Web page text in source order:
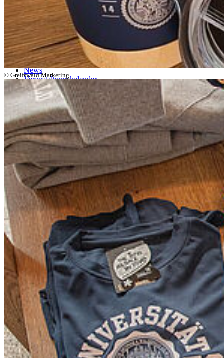
© Greifswald Marketing
Telefon +49 3834 420 0
Telefax +49 3834 420 1105
Uni Greifswald
News
Veranstaltungskalender
Telefonsuche
Organigramm
Einrichtungen A bis Z
Zuständigkeiten A bis Z
Universitätsmedizin
Sprachenzentrum
Stellenangebote
Satzungen & Formulare
Uniladen
Studierende
Selbstbedienungsportal
Vorlesungsverzeichnisse
Sprachenportal
Termine und Fristen
Prüfungs- und Studienordnungen
Alle Studienfächer
Zentrale Studienberatung
Studierendensekretariat
Zentrales Prüfungsamt
Studierendenportal
Service
Webmailer und Accounts
Kontakt
Lagepläne
Konfliktmanagement
Sitemap